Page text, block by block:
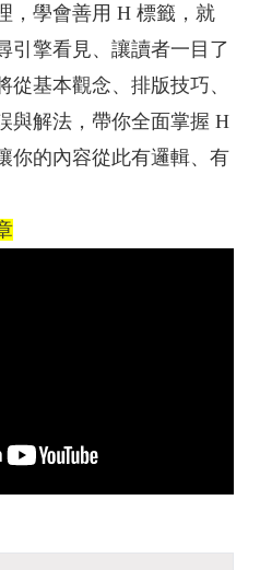
，學會善用 H 標籤，就
引擎看見、讓讀者一目了
基本觀念、排版技巧、
與解法，帶你全面掌握 H
你的內容從此有邏輯、有